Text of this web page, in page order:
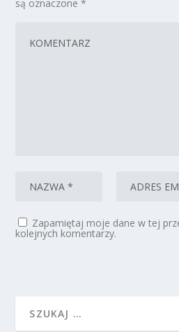
są oznaczone*
Zapamiętaj moje dane w tej
kolejnych komentarzy.